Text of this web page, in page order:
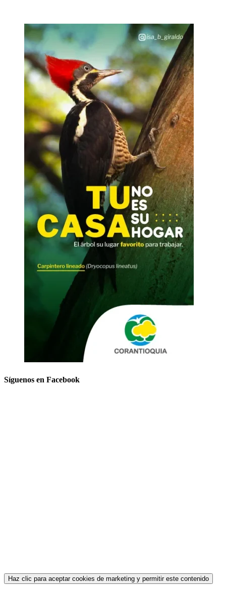
Síguenos en Facebook
Haz clic para aceptar cookies de marketing y permitir este contenido